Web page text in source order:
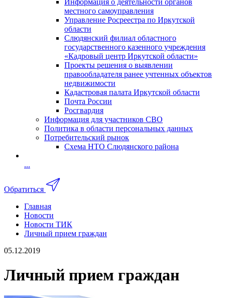
Информация о деятельности органов
местного самоуправления
Управление Росреестра по Иркутской
области
Слюдянский филиал областного
государственного казенного учреждения
«Кадровый центр Иркутской области»
Проекты решения о выявлении
правообладателя ранее учтенных объектов
недвижимости
Кадастровая палата Иркутской области
Почта России
Росгвардия
Информация для участников СВО
Политика в области персональных данных
Потребительский рынок
Схема НТО Слюдянского района
...
Обратиться
Главная
Новости
Новости ТИК
Личный прием граждан
05.12.2019
Личный прием граждан